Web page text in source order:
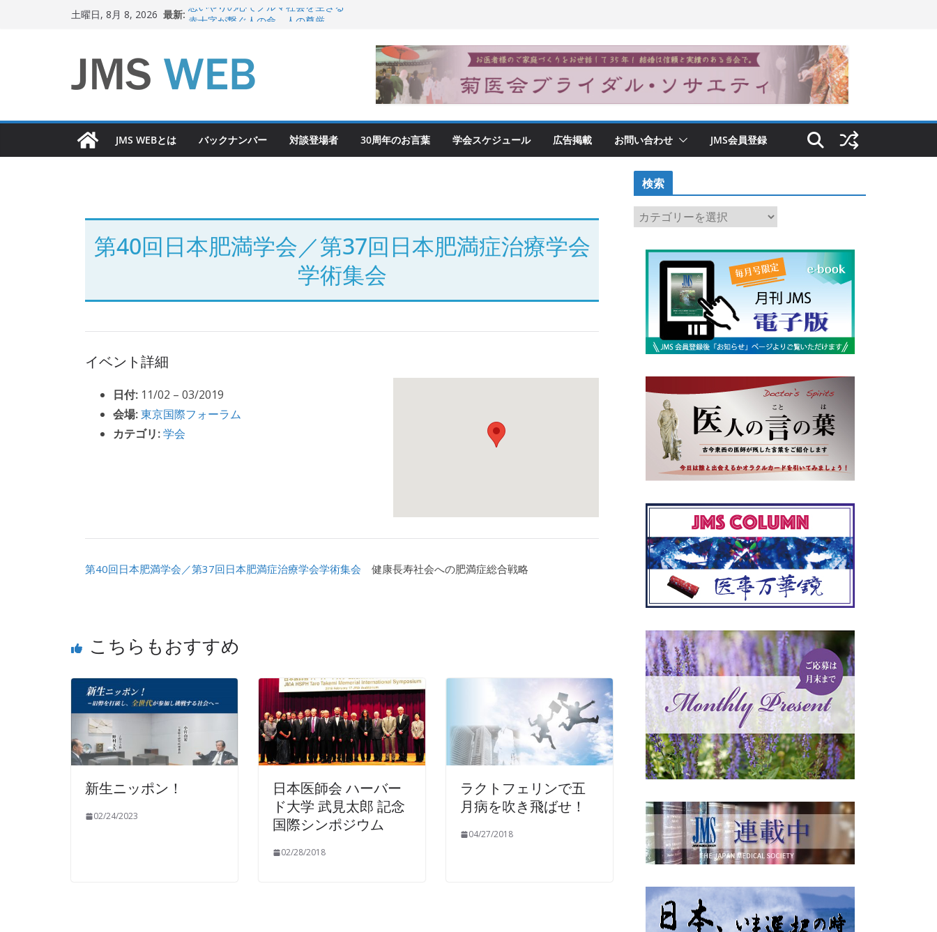
ス
土曜日, 8月 8, 2026 最新: 思いやりの心でクルマ社会を生きる
関東大震災から100 年
新生ニッポン！
JMS WEBとは バックナンバー 対談登場者 30周年のお言葉 学会スケジュール 広告掲載 お問い合わせ JMS会員登録
第40回日本肥満学会／第37回日本肥満症治療学会
学術集会
イベント詳細
日付: 11/02 – 03/2019
会場:東京国際フォーラム
カテゴリ:学会
第40回日本肥満学会／第37回日本肥満症治療学会学術集会 健康長寿社会への肥満症総合戦略
こちらもおすすめ
新生ニッポン！
02/24/2023
日本医師会 ハーバー
ド大学 武見太郎 記念
国際シンポジウム
02/28/2018
ラクトフェリンで五
月病を吹き飛ばせ！
04/27/2018
検索
検
索